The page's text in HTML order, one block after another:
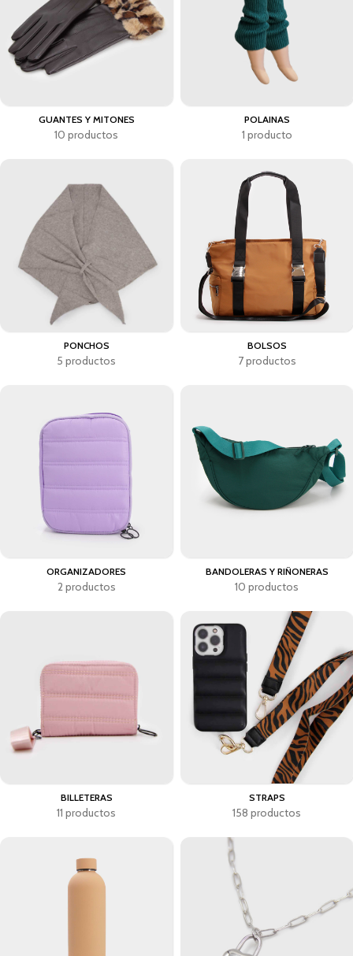
GUANTES Y MITONES
10 productos
POLAINAS
1 producto
PONCHOS
5 productos
BOLSOS
7 productos
ORGANIZADORES
2 productos
BANDOLERAS Y RIÑONERAS
10 productos
BILLETERAS
11 productos
STRAPS
158 productos